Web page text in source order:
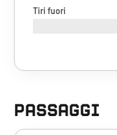
Tiri fuori
PASSAGGI